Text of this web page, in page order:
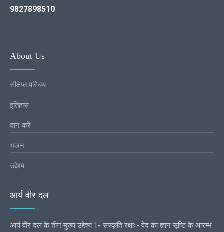
9827898510
About Us
संक्षिप्त परिचय
इतिहास
दान करें
भजन
उद्देश्य
आर्य वीर दल
आर्य वीर दल के तीन मुख्य उद्देश्य 1- संस्कृति रक्षाः- वेद का ज्ञान सृष्टि के आरम्भ